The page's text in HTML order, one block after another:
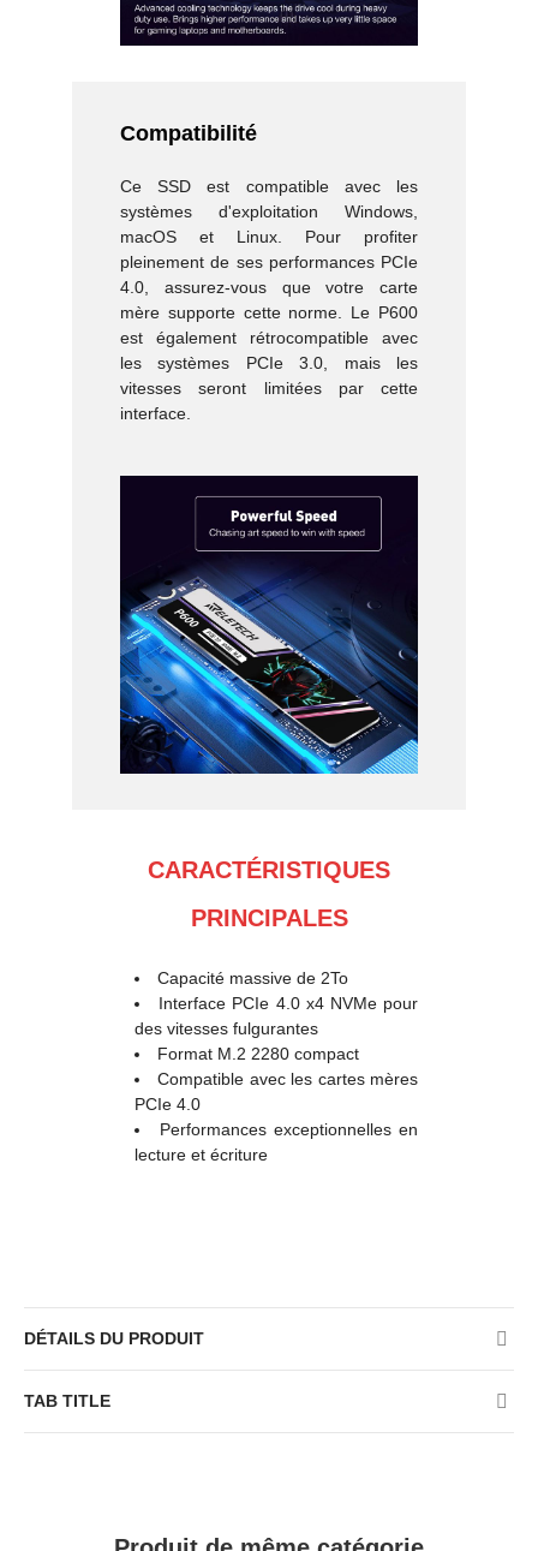
Compatibilité
Ce SSD est compatible avec les
systèmes d'exploitation Windows,
macOS et Linux. Pour profiter
pleinement de ses performances PCIe
4.0, assurez-vous que votre carte
mère supporte cette norme. Le P600
est également rétrocompatible avec
les systèmes PCIe 3.0, mais les
vitesses seront limitées par cette
interface.
CARACTÉRISTIQUES
PRINCIPALES
Capacité massive de 2To
Interface PCIe 4.0 x4 NVMe pour
des vitesses fulgurantes
Format M.2 2280 compact
Compatible avec les cartes mères
PCIe 4.0
Performances exceptionnelles en
lecture et écriture
DÉTAILS DU PRODUIT
TAB TITLE